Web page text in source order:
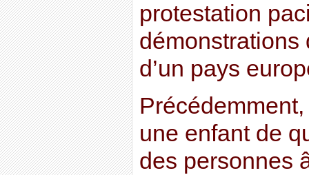
protestation
démonstrations
d’un pays
une enfant de
des personnes